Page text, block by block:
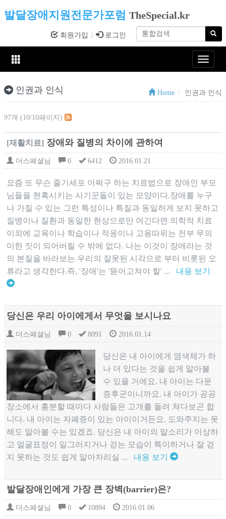
발달장애지원전문가포럼 TheSpecial.kr
회원가입 로그인
Toggle
인권과 인식 Home 인권과 인식
97개 (10/10페이지)
[재활치료] 장애와 질병의 차이에 관하여
더스페셜님 0 6412 2016.01.21
요즘 또 무슨 줄기세포 어쩌구 하는 치료법으로 장애인 부모
님들을 현혹시키는 사기꾼들이 있는 모양이다.장애를 누구
나 가질 수 있는 그런 특성이나 특질과 동일하게 보지 못하고
질병이나 질환과 동일한 현상으로만 여긴다면 의학적 치료
이외에 교육이나 학습이나 적응이나 고용따위는 전부 무의
미한 짓이 되어버릴 수 밖에 없다. 나는 이것이 장애라는 것
의 본질을 바라보는 우리의 잘못된 시각으로 부터 비롯된 오
류라고 생각한다.즉, '장애'는 '뜯어고쳐야 할' ... 내용 보기
당신은 우리 아이에게서 무엇을 보시나요
더스페셜님 0 8091 2016.01.14
당신은 내 아이에게 염색체가 하
나 더 있다는 것을 쉽게 알아볼
수 있을 거에요. 내 아이는 다운
증후군이니까요. 내 아이가 공공
장소에서 흥분할 때마다 사람들은 고개를 돌려 쳐다보곤 합
니다. 내 아이는 자폐증이 있는 아이이거든요. 도와주지는 못
해도 알아볼 수는 있겠죠. 당신은 내 아이의 말소리가 이상하
고 얼굴표정이 일그러지거나 걷는 모습이 특이하거나 잘 걷
지 못하는 것도 쉽게 알아차리실 ... 내용 보기
발달장애인에게 가장 큰 장벽(barrier)은?
더스페셜님 0 10894 2016.01.06